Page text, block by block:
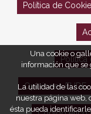
Política de
Opiniones EUDE
Una cookie o
información que se
La utilidad de las
nuestra página web,
ésta pueda